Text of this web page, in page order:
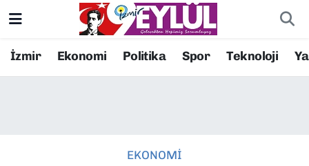
İzmir Ekonomi Politika Spor Teknoloji
EKONOMİ
Resmi İlanlar
Konak Nöbetçi Eczaneler
Süper Lig Puan Durumu ve Fikstür